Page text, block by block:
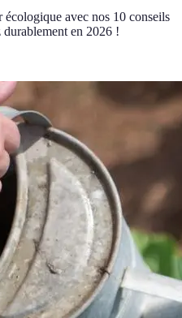
avec nos 10 conseils
en 2026 !